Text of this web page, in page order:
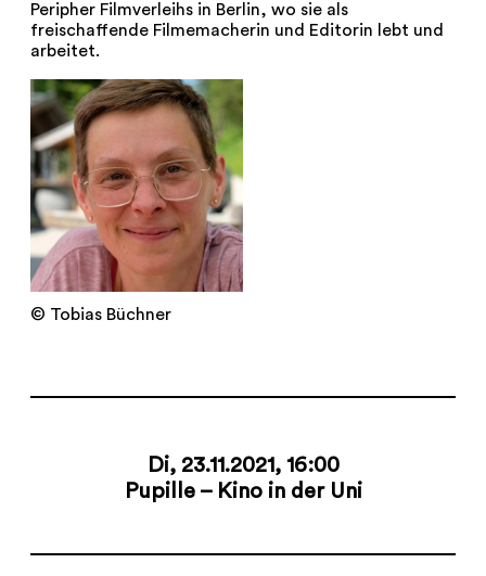
Peripher Filmverleihs in Berlin, wo sie als
freischaffende Filmemacherin und Editorin lebt und
arbeitet.
© Tobias Büchner
Di, 23.11.2021, 16:00
Pupille – Kino in der Uni